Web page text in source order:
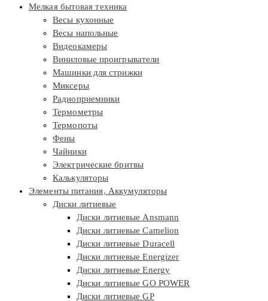
Мелкая бытовая техника
Весы кухонные
Весы напольные
Видеокамеры
Виниловые проигрыватели
Машинки для стрижки
Миксеры
Радиоприемники
Термометры
Термопоты
Фены
Чайники
Электрические бритвы
Калькуляторы
Элементы питания, Аккумуляторы
Диски литиевые
Диски литиевые Ansmann
Диски литиевые Camelion
Диски литиевые Duracell
Диски литиевые Energizer
Диски литиевые Energy
Диски литиевые GO POWER
Диски литиевые GP